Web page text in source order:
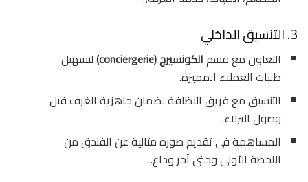
3. التنسيق الداخلي
التعاون مع قسمالكونسيرج (conciergerie)
لتسهيل
طلبات العملاء المميزة.
التنسيق مع فريق النظافة لضمان جاهزية الغرف قبل
وصول النزلاء.
المساهمة في تقديم صورة مثالية عن الفندق من
اللحظة الأولى وحتى آخر وداع.